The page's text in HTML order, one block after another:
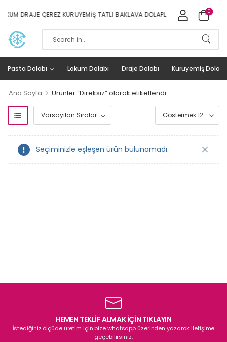
DRAJE ÇEREZ KURUYEMIŞ TATLI BAKLAVA DOLAPLARI İMALAT VE SATIŞ
0
Pasta Dolabı Lokum Dolabı Draje Dolabı Kuruyemiş Dolabı
Ana Sayfa > Ürünler “Direksiz” olarak etiketlendi
Seçiminizle eşleşen ürün bulunamadı.
HEMEN TEKLİF ALMAK İÇİN TIKLAYIN
İstediğiniz ölçüde üretim için bize whatsapp üzerinden yazarak iletişime
geçebilirsiniz.